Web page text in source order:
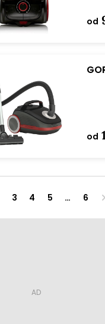
od
od
3 4 5 … 6